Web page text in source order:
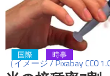
（イメージ / Pixabay CC0 1.0
国際 時事